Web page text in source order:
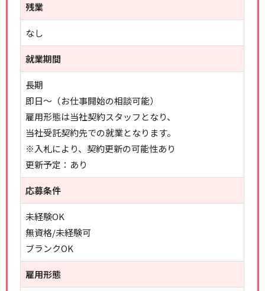
残業
なし
就業期間
長期
即日～（お仕事開始の相談可能）
雇用形態は当社契約スタッフとなり、
当社受託契約先での就業となります。
※入札により、契約更新の可能性あり
更新予定：あり
応募条件
未経験OK
無資格/未経験可
ブランクOK
雇用形態